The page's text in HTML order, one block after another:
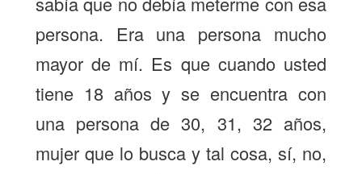
persona. Era una persona mucho
mayor de mí. Es que cuando usted
tiene 18 años y se encuentra con
una persona de 30, 31, 32 años,
mujer que lo busca y tal cosa, sí, no,